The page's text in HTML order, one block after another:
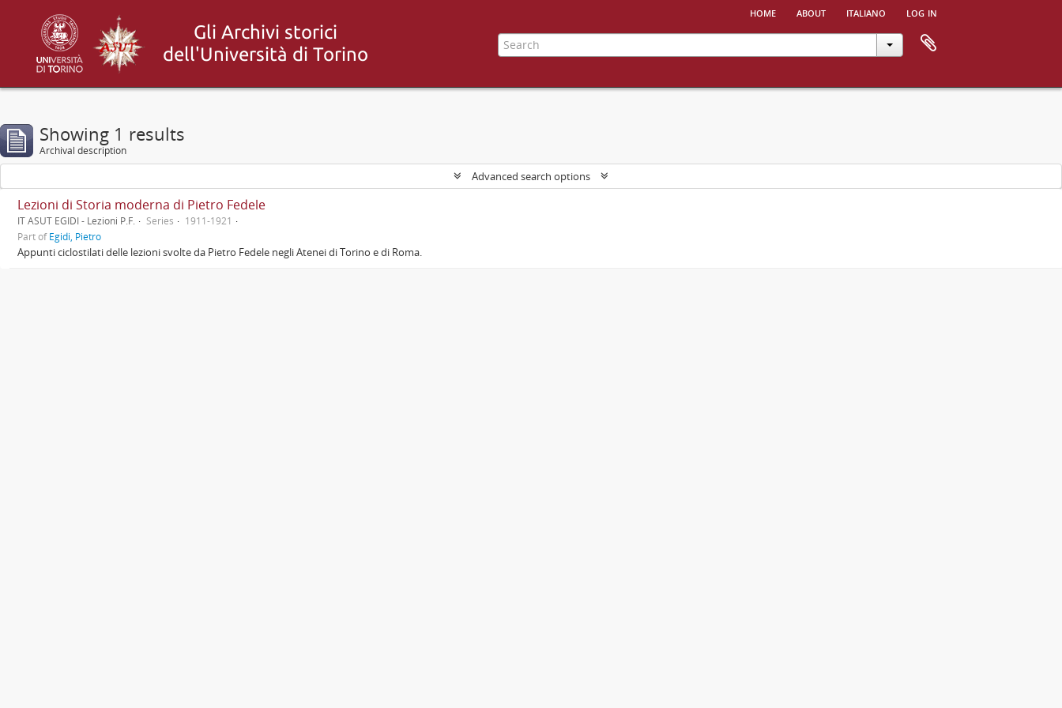
home about italiano log in
Showing 1 results
Archival description
Advanced search options
Lezioni di Storia moderna di Pietro Fedele
IT ASUT EGIDI - Lezioni P.F. Series
1911-1921
Part ofEgidi, Pietro
Appunti ciclostilati delle lezioni svolte da Pietro Fedele negli Atenei di Torino e di Roma.